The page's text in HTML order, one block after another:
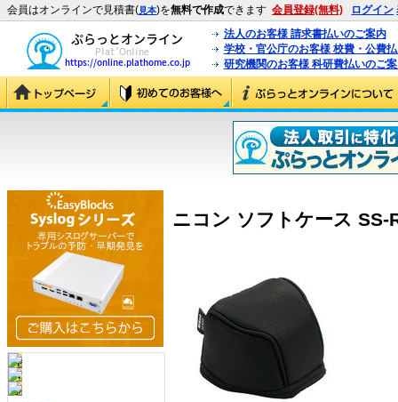
会員はオンラインで見積書(見本)を無料で作成できます 会員登録(無料) ログイン
法人のお客様 請求書払いのご案内
学校・官公庁のお客様 校費・公費
研究機関のお客様 科研費払いのご
ニコン ソフトケース SS-